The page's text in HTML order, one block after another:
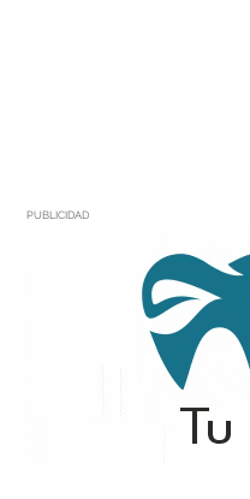
PUBLICIDAD
Estás leyendo